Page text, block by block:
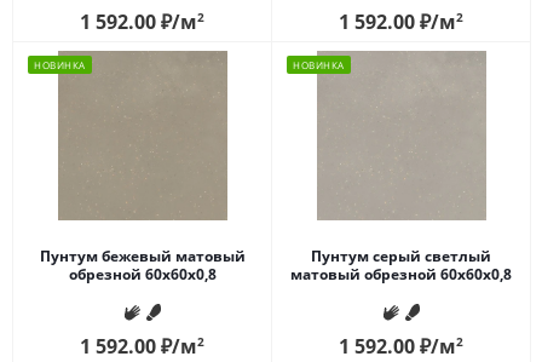
1 592.00₽/м2 1 592.00₽/м2
НОВИНКА
Пунтум бежевый матовый
обрезной 60x60x0,8
1 592.00₽/м2
НОВИНКА
Пунтум серый светлый
матовый обрезной 60x60x0,8
1 592.00₽/м2